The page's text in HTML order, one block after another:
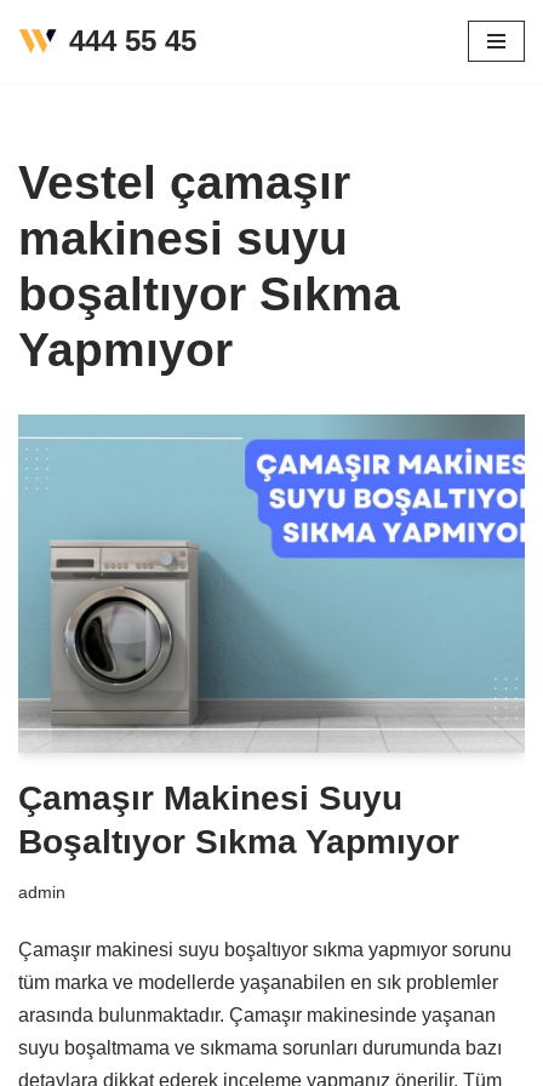
444 55 45
Vestel çamaşır
makinesi suyu
boşaltıyor Sıkma
Yapmıyor
Çamaşır Makinesi Suyu
Boşaltıyor Sıkma Yapmıyor
admin
Çamaşır makinesi suyu boşaltıyor sıkma yapmıyor sorunu
tüm marka ve modellerde yaşanabilen en sık problemler
arasında bulunmaktadır. Çamaşır makinesinde yaşanan
suyu boşaltmama ve sıkmama sorunları durumunda bazı
detaylara dikkat ederek inceleme yapmanız önerilir. Tüm